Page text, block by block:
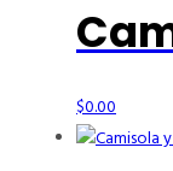
$0.00